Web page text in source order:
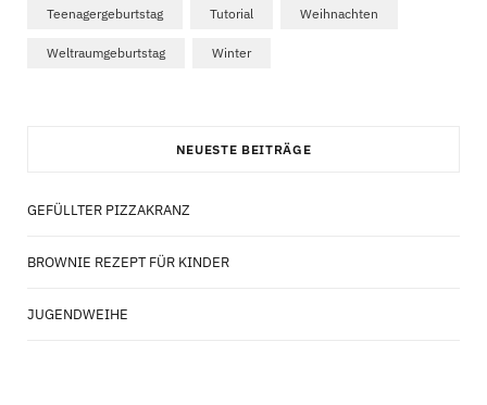
Teenagergeburtstag Tutorial Weihnachten
Weltraumgeburtstag Winter
NEUESTE BEITRÄGE
GEFÜLLTER PIZZAKRANZ
BROWNIE REZEPT FÜR KINDER
JUGENDWEIHE